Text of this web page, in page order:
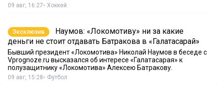
09 авг, 16:27 Хоккей
Эксклюзив
деньги не стоит отдавать Батракова в «Галатасарай»
Бывший президент «Локомотива» Николай Наумов в беседе с
Vprognoze.ru высказался об интересе «Галатасарая» к
полузащитнику «Локомотива» Алексею Батракову.
09 авг, 15:28 Футбол